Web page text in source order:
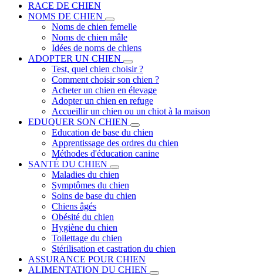
RACE DE CHIEN
NOMS DE CHIEN
Noms de chien femelle
Noms de chien mâle
Idées de noms de chiens
ADOPTER UN CHIEN
Test, quel chien choisir ?
Comment choisir son chien ?
Acheter un chien en élevage
Adopter un chien en refuge
Accueillir un chien ou un chiot à la maison
EDUQUER SON CHIEN
Education de base du chien
Apprentissage des ordres du chien
Méthodes d'éducation canine
SANTÉ DU CHIEN
Maladies du chien
Symptômes du chien
Soins de base du chien
Chiens âgés
Obésité du chien
Hygiène du chien
Toilettage du chien
Stérilisation et castration du chien
ASSURANCE POUR CHIEN
ALIMENTATION DU CHIEN